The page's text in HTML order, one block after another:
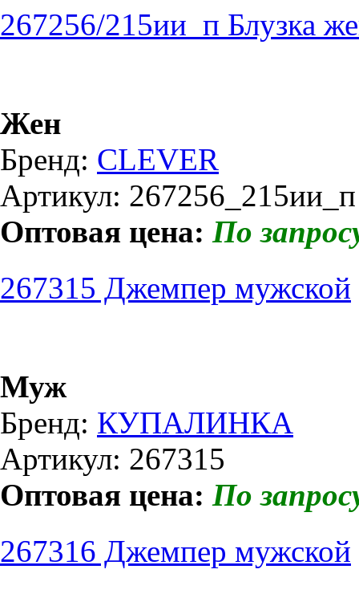
267256/215ии_п Блузка
Жен
Бренд: CLEVER
Артикул: 267256_215ии_п
Оптовая цена: По
267315 Джемпер мужской
Муж
Бренд: КУПАЛИНКА
Артикул: 267315
Оптовая цена: По
267316 Джемпер мужской